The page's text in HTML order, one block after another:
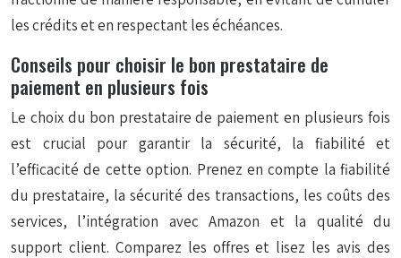
les crédits et en respectant les échéances.
Conseils pour choisir le bon prestataire de
paiement en plusieurs fois
Le choix du bon prestataire de paiement en plusieurs fois
est crucial pour garantir la sécurité, la fiabilité et
l’efficacité de cette option. Prenez en compte la fiabilité
du prestataire, la sécurité des transactions, les coûts des
services, l’intégration avec Amazon et la qualité du
support client. Comparez les offres et lisez les avis des